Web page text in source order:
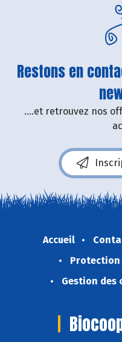
Restons en
....et retrouvez nos
Accueil
Protection
Gestion des